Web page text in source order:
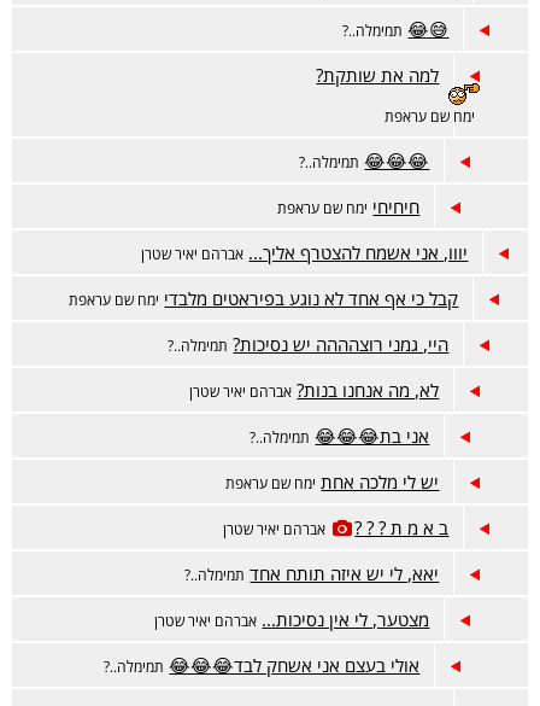
😅😂 תמימלה..?
למה את שותקת?
ימח שם עראפת
😂😂😂 תמימלה..?
חיחיחי ימח שם עראפת
יווו, אני אשמח להצטרף אליך... אברהם יאיר שטרן
קבל כי אף אחד לא נוגע בפיראטים מלבדי ימח שם עראפת
היי, גמני רוצהההה יש נסיכות? תמימלה..?
לא, מה אנחנו בנות? אברהם יאיר שטרן
אני בת😂😂😂 תמימלה..?
יש לי מלכה אחת ימח שם עראפת
ב א מ ת ? ? ? אברהם יאיר שטרן
יאא, לי יש איזה תותח אחד תמימלה..?
מצטער, לי אין נסיכות... אברהם יאיר שטרן
אולי בעצם אני אשחק לבד😂😂😂 תמימלה..?